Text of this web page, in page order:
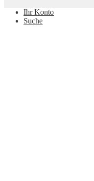
Ihr Konto
Suche